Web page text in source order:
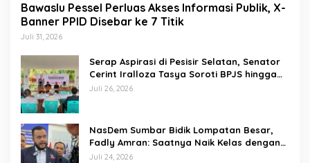
Bawaslu Pessel Perluas Akses Informasi Publik, X-
Banner PPID Disebar ke 7 Titik
Juli 31, 2026
Serap Aspirasi di Pesisir Selatan, Senator
Cerint Iralloza Tasya Soroti BPJS hingga
Kurikulum Merdeka
Juli 26, 2026
NasDem Sumbar Bidik Lompatan Besar,
Fadly Amran: Saatnya Naik Kelas dengan
Kader Berkualitas
Juli 24, 2026